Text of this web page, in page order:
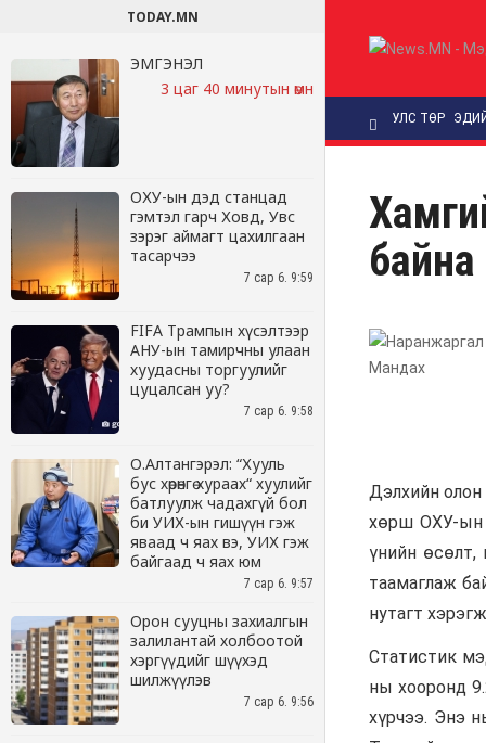
TODAY.MN
ЭМГЭНЭЛ
3 цаг 40 минутын өмнө
ОХУ-ын дэд станцад
гэмтэл гарч Ховд, Увс
зэрэг аймагт цахилгаан
тасарчээ
7 сар 6. 9:59
FIFA Трампын хүсэлтээр
АНУ-ын тамирчны улаан
хуудасны торгуулийг
цуцалсан уу?
7 сар 6. 9:58
О.Алтангэрэл: “Хууль
бус хөрөнгө хураах“ хуулийг
батлуулж чадахгүй бол
би УИХ-ын гишүүн гэж
яваад ч яах вэ, УИХ гэж
байгаад ч яах юм
7 сар 6. 9:57
Орон сууцны захиалгын
залилантай холбоотой
хэргүүдийг шүүхэд
шилжүүлэв
7 сар 6. 9:56